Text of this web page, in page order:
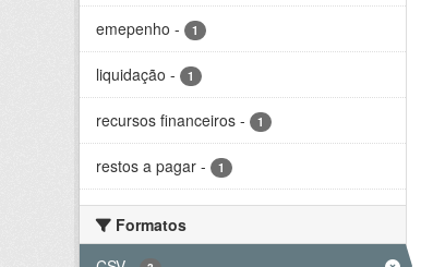
emepenho - 1
liquidação - 1
recursos financeiros - 1
restos a pagar - 1
Formatos